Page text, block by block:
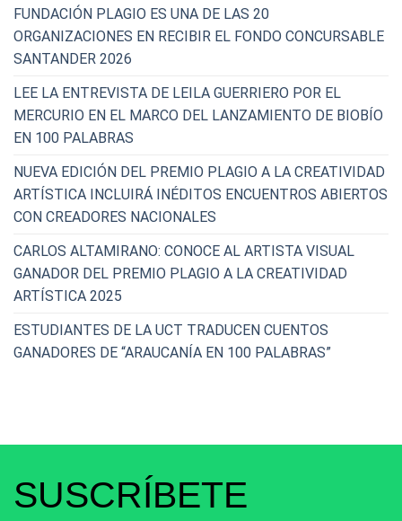
FUNDACIÓN PLAGIO ES UNA DE LAS 20
ORGANIZACIONES EN RECIBIR EL FONDO CONCURSABLE
SANTANDER 2026
LEE LA ENTREVISTA DE LEILA GUERRIERO POR EL
MERCURIO EN EL MARCO DEL LANZAMIENTO DE BIOBÍO
EN 100 PALABRAS
NUEVA EDICIÓN DEL PREMIO PLAGIO A LA CREATIVIDAD
ARTÍSTICA INCLUIRÁ INÉDITOS ENCUENTROS ABIERTOS
CON CREADORES NACIONALES
CARLOS ALTAMIRANO: CONOCE AL ARTISTA VISUAL
GANADOR DEL PREMIO PLAGIO A LA CREATIVIDAD
ARTÍSTICA 2025
ESTUDIANTES DE LA UCT TRADUCEN CUENTOS
GANADORES DE “ARAUCANÍA EN 100 PALABRAS”
SUSCRÍBETE